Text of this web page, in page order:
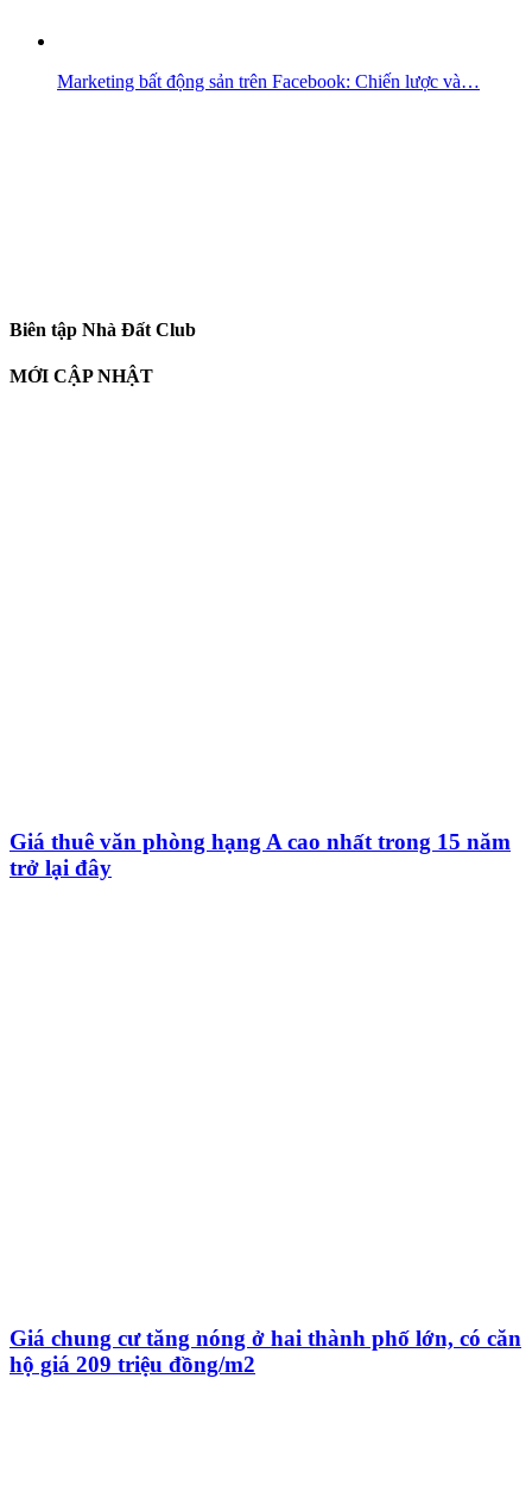
Marketing bất động sản trên Facebook: Chiến lược và…
Biên tập Nhà Đất Club
MỚI CẬP NHẬT
Giá thuê văn phòng hạng A cao nhất trong 15 năm
trở lại đây
Giá chung cư tăng nóng ở hai thành phố lớn, có căn
hộ giá 209 triệu đồng/m2